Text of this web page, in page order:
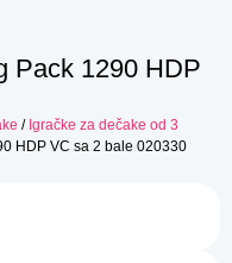
Pack 1290 HDP
/ Igračke za dečake od 3
HDP VC sa 2 bale 020330